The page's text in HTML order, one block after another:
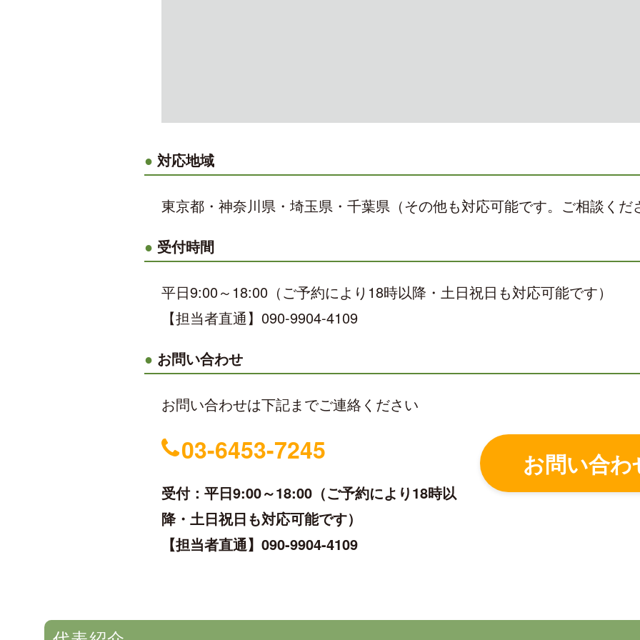
対応地域
東京都・神奈川県・埼玉県・千葉県（その他も対応可能です。ご相談くだ
受付時間
平日9:00～18:00（ご予約により18時以降・土日祝日も対応可能です）
【担当者直通】090-9904-4109
お問い合わせ
お問い合わせは下記までご連絡ください
03-6453-7245
受付：平日9:00～18:00（ご予約により18時以
降・土日祝日も対応可能です）
【担当者直通】090-9904-4109
お問い合わ